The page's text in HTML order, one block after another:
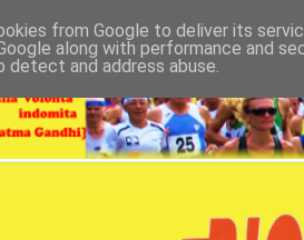
from Google to deliver its
along with performance and
and address abuse.